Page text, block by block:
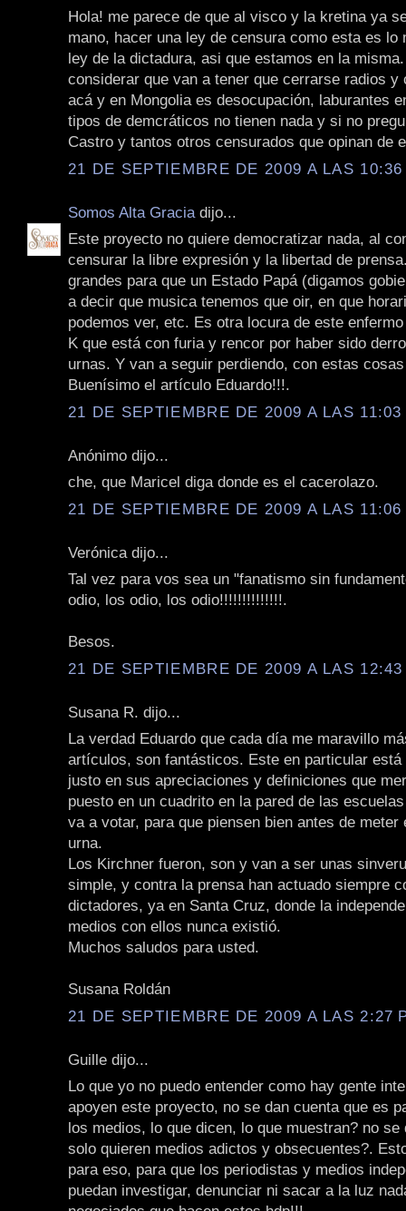
Hola! me parece de que al visco y la kretina ya
mano, hacer una ley de censura como esta es lo
ley de la dictadura, asi que estamos en la
considerar que van a tener que cerrarse radios y
acá y en Mongolia es desocupación, laburantes
tipos de demcráticos no tienen nada y si no
Castro y tantos otros censurados que opinan de
21 DE SEPTIEMBRE DE 2009 A LAS
Somos Alta Gracia dijo...
Este proyecto no quiere democratizar nada, al
censurar la libre expresión y la libertad de
grandes para que un Estado Papá (digamos
a decir que musica tenemos que oir, en que
podemos ver, etc. Es otra locura de este
K que está con furia y rencor por haber sido
urnas. Y van a seguir perdiendo, con estas
Buenísimo el artículo Eduardo!!!.
21 DE SEPTIEMBRE DE 2009 A LAS
Anónimo dijo...
che, que Maricel diga donde es el cacerolazo.
21 DE SEPTIEMBRE DE 2009 A LAS
Verónica dijo...
Tal vez para vos sea un "fanatismo sin
odio, los odio, los odio!!!!!!!!!!!!!!.
Besos.
21 DE SEPTIEMBRE DE 2009 A LAS 12:43
Susana R. dijo...
La verdad Eduardo que cada día me maravillo
artículos, son fantásticos. Este en particular está
justo en sus apreciaciones y definiciones que
puesto en un cuadrito en la pared de las
va a votar, para que piensen bien antes de meter
urna.
Los Kirchner fueron, son y van a ser unas
simple, y contra la prensa han actuado siempre
dictadores, ya en Santa Cruz, donde la
medios con ellos nunca existió.
Muchos saludos para usted.
Susana Roldán
21 DE SEPTIEMBRE DE 2009 A LAS 2:27
Guille dijo...
Lo que yo no puedo entender como hay gente
apoyen este proyecto, no se dan cuenta que es
los medios, lo que dicen, lo que muestran? no se
solo quieren medios adictos y obsecuentes?.
para eso, para que los periodistas y medios
puedan investigar, denunciar ni sacar a la luz